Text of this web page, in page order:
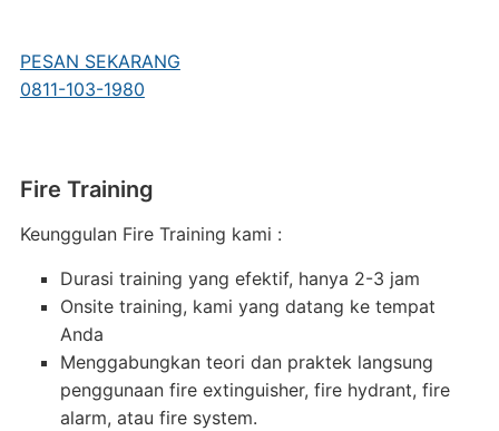
PESAN SEKARANG
0811-103-1980
Fire Training
Keunggulan Fire Training kami :
Durasi training yang efektif, hanya 2-3 jam
Onsite training, kami yang datang ke tempat
Anda
Menggabungkan teori dan praktek langsung
penggunaan fire extinguisher, fire hydrant, fire
alarm, atau fire system.